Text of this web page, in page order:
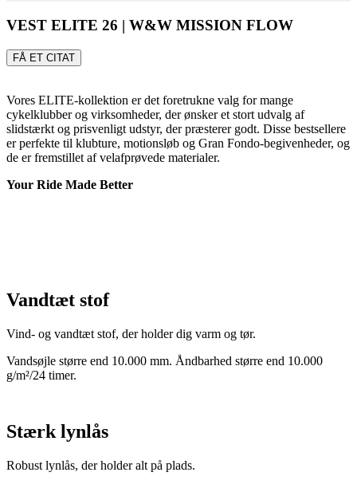
VEST ELITE 26 | W&W MISSION FLOW
FÅ ET CITAT
Vores ELITE-kollektion er det foretrukne valg for mange
cykelklubber og virksomheder, der ønsker et stort udvalg af
slidstærkt og prisvenligt udstyr, der præsterer godt. Disse bestsellere
er perfekte til klubture, motionsløb og Gran Fondo-begivenheder, og
de er fremstillet af velafprøvede materialer.
Your Ride Made Better
Vandtæt stof
Vind- og vandtæt stof, der holder dig varm og tør.
Vandsøjle større end 10.000 mm. Åndbarhed større end 10.000
g/m²/24 timer.
Stærk lynlås
Robust lynlås, der holder alt på plads.